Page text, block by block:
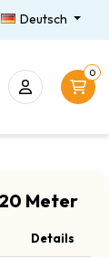
Deutsch
0
Meter
Details